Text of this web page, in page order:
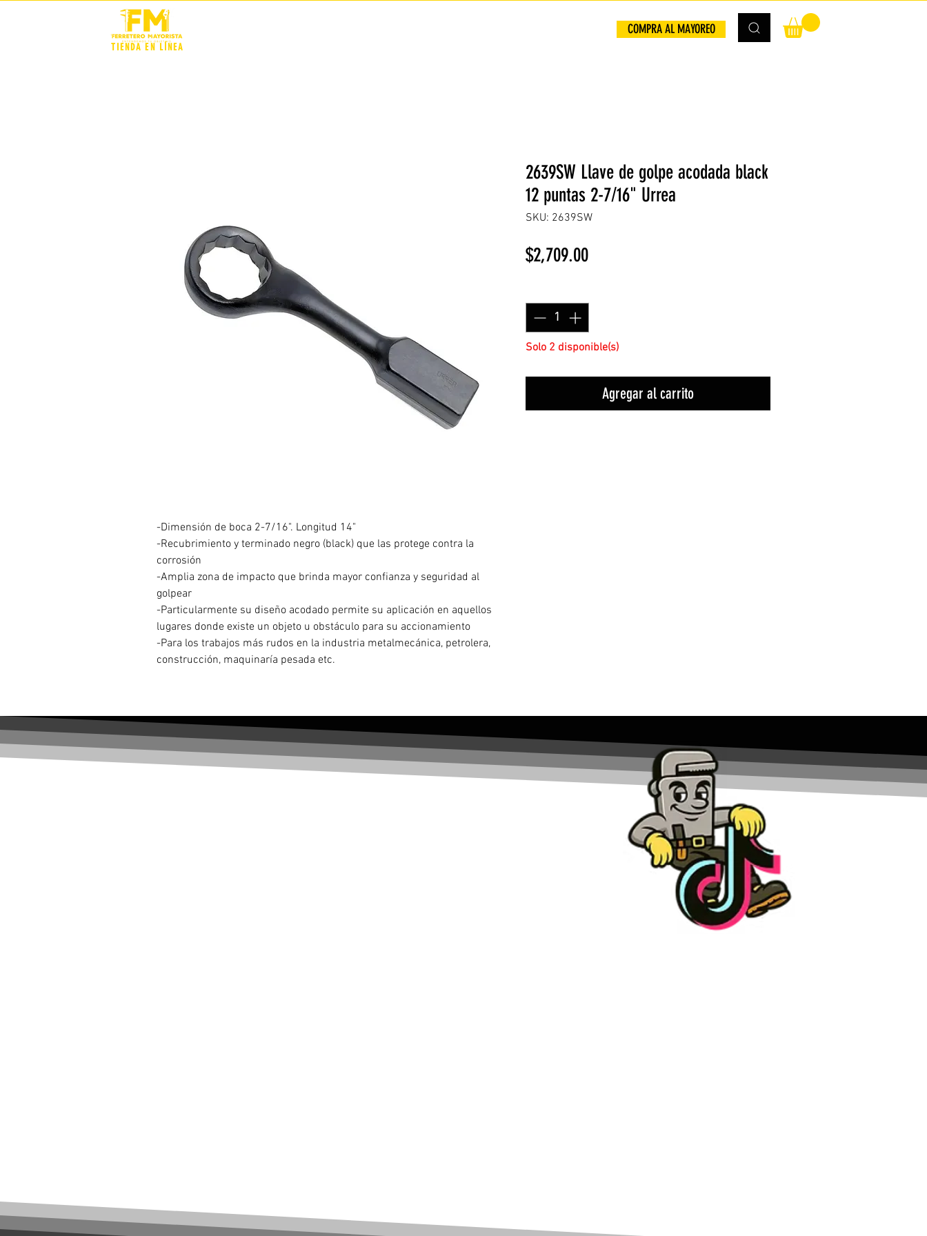
TIENDA EN LÍNEA
COMPRA AL MAYOREO
-Dimensión de boca 2-7/16". Longitud 14"
-Recubrimiento y terminado negro (black) que las protege contra la
corrosión
-Amplia zona de impacto que brinda mayor confianza y seguridad al
golpear
-Particularmente su diseño acodado permite su aplicación en aquellos
lugares donde existe un objeto u obstáculo para su accionamiento
-Para los trabajos más rudos en la industria metalmecánica, petrolera,
construcción, maquinaría pesada etc.
2639SW Llave de golpe acodada black
12 puntas 2-7/16" Urrea
SKU: 2639SW
$2,709.00Precio
Solo 2 disponible(s)
Agregar al carrito